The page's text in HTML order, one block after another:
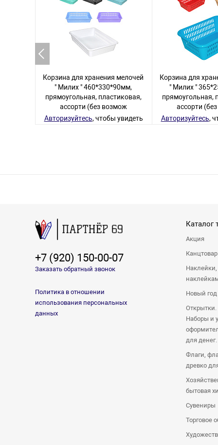
Корзина для хранения мелочей
" Милих " 460*330*90мм,
прямоугольная, пластиковая,
ассорти (без возмож
Авторизуйтесь, чтобы увидеть
Корзина для
" Милих "
прямоугольная,
ассорти
Авторизуйтесь,
+7 (920) 150-00-07
Заказать обратный звонок
Политика в отношении
использования персональных
данных
Каталог
Акция
Новый год
Наборы и
для денег.
Флаги,
древко
бытовая
Сувениры
Торговое